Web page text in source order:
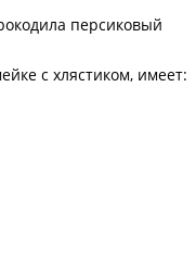
персиковый
с хлястиком, имеет: